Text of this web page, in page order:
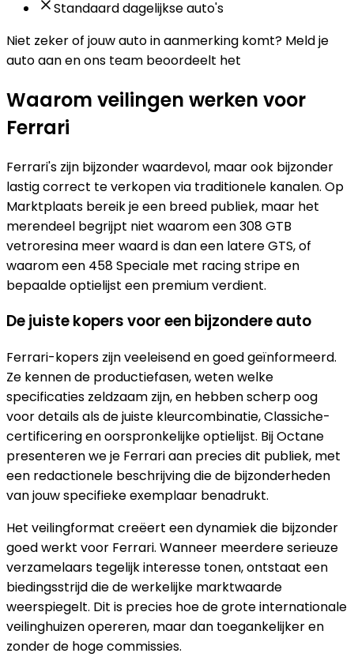
Standaard dagelijkse auto's
Niet zeker of jouw auto in aanmerking komt? Meld je
auto aan en ons team beoordeelt het
Waarom veilingen werken voor
Ferrari
Ferrari's zijn bijzonder waardevol, maar ook bijzonder
lastig correct te verkopen via traditionele kanalen. Op
Marktplaats bereik je een breed publiek, maar het
merendeel begrijpt niet waarom een 308 GTB
vetroresina meer waard is dan een latere GTS, of
waarom een 458 Speciale met racing stripe en
bepaalde optielijst een premium verdient.
De juiste kopers voor een bijzondere auto
Ferrari-kopers zijn veeleisend en goed geïnformeerd.
Ze kennen de productiefasen, weten welke
specificaties zeldzaam zijn, en hebben scherp oog
voor details als de juiste kleurcombinatie, Classiche-
certificering en oorspronkelijke optielijst. Bij Octane
presenteren we je Ferrari aan precies dit publiek, met
een redactionele beschrijving die de bijzonderheden
van jouw specifieke exemplaar benadrukt.
Het veilingformat creëert een dynamiek die bijzonder
goed werkt voor Ferrari. Wanneer meerdere serieuze
verzamelaars tegelijk interesse tonen, ontstaat een
biedingsstrijd die de werkelijke marktwaarde
weerspiegelt. Dit is precies hoe de grote internationale
veilinghuizen opereren, maar dan toegankelijker en
zonder de hoge commissies.